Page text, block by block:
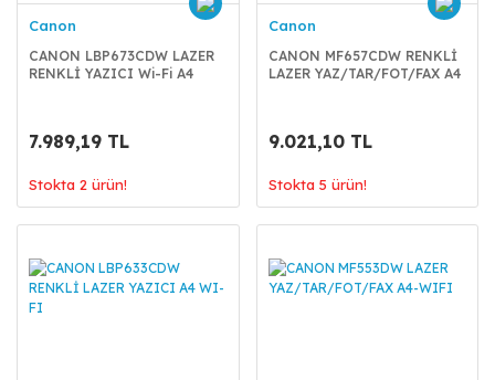
Canon
CANON LBP673CDW LAZER
RENKLİ YAZICI Wi-Fi A4
7.989,19 TL
Stokta 2 ürün!
Canon
CANON MF657CDW RENKLİ
LAZER YAZ/TAR/FOT/FAX A4
9.021,10 TL
Stokta 5 ürün!